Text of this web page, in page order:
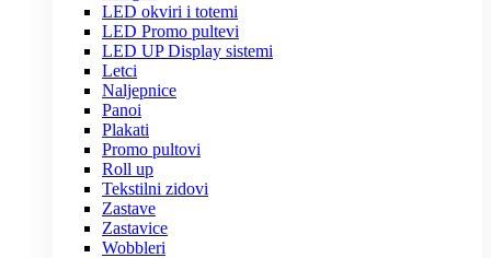
LED okviri i totemi
LED Promo pultevi
LED UP Display sistemi
Letci
Naljepnice
Panoi
Plakati
Promo pultovi
Roll up
Tekstilni zidovi
Zastave
Zastavice
Wobbleri